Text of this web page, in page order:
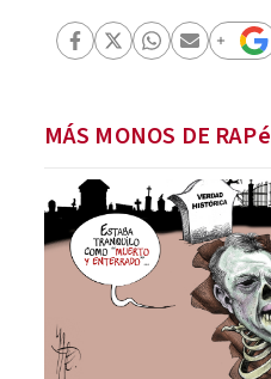
MÁS MONOS DE RAPé